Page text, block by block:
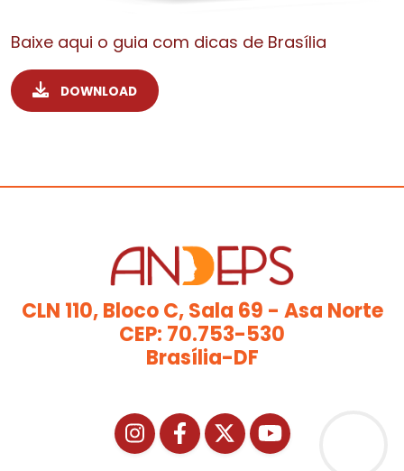
Baixe aqui o guia com dicas de Brasília
DOWNLOAD
CLN 110, Bloco C, Sala 69 - Asa Norte
CEP: 70.753-530
Brasília-DF